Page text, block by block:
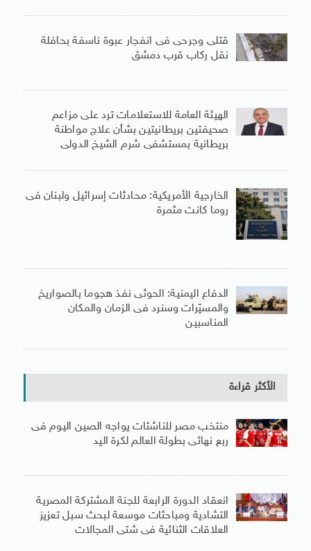
قتلى وجرحى فى انفجار عبوة ناسفة بحافلة
نقل ركاب قرب دمشق
الهيئة العامة للاستعلامات ترد على مزاعم
صحيفتين بريطانيتين بشأن علاج مواطنة
بريطانية بمستشفى شرم الشيخ الدولى
الخارجية الأمريكية: محادثات إسرائيل ولبنان فى
روما كانت مثمرة
الدفاع اليمنية: الحوثى نفذ هجوما بالصواريخ
والمسيّرات وسنرد فى الزمان والمكان
المناسبين
الأكثر قراءة
منتخب مصر للناشئات يواجه الصين اليوم فى
ربع نهائى بطولة العالم لكرة اليد
انعقاد الدورة الرابعة للجنة المشتركة المصرية
التشادية ومباحثات موسعة لبحث سبل تعزيز
العلاقات الثنائية فى شتى المجالات